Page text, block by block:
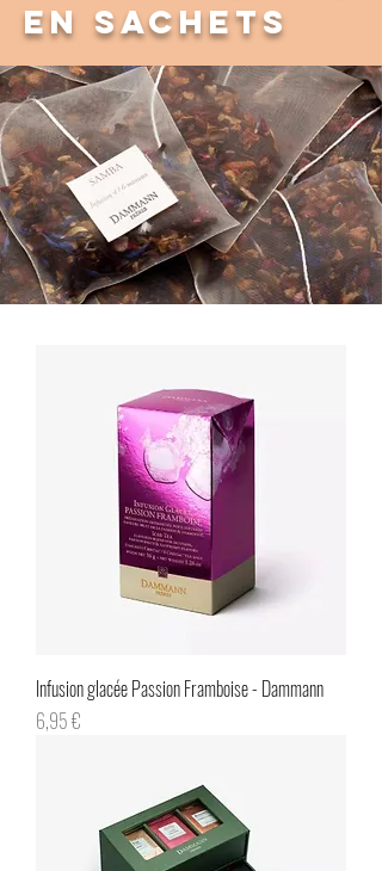
en sachets
Infusion glacée Passion Framboise - Dammann
Prix
6,95 €